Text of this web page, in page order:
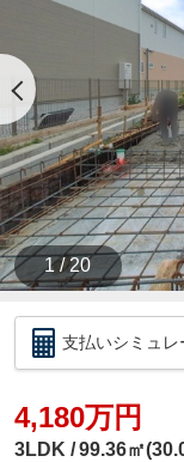
1 / 20
支払いシミュレ
4,180万円
3LDK 99.36㎡